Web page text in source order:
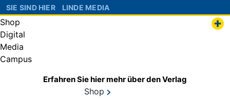
SIE SIND HIER LINDE MEDIA
Shop
Digital
Media
Campus
Erfahren Sie hier mehr über den Verlag
Shop